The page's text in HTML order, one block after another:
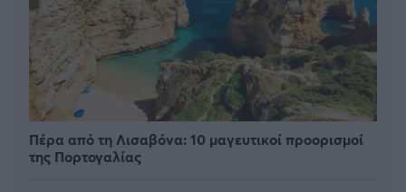
Πέρα από τη Λισαβόνα: 10 μαγευτικοί προορισμοί
της Πορτογαλίας